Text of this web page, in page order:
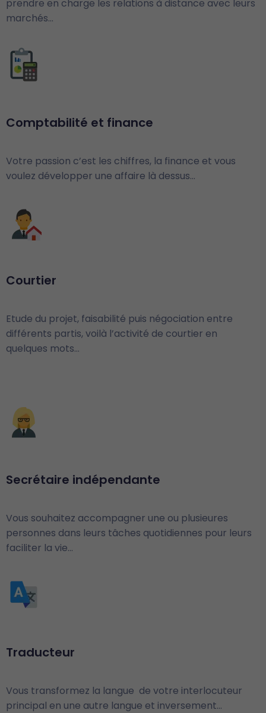
prendre en charge les relations à distance avec leurs
marchés…
Comptabilité et finance
Votre passion c’est les chiffres, la finance et vous
voulez développer une affaire là dessus…
Courtier
Etude du projet, faisabilité puis négociation entre
différents partis, voilà l’activité de courtier en
quelques mots…
Secrétaire indépendante
Vous souhaitez accompagner une ou plusieures
personnes dans leurs tâches quotidiennes pour leurs
faciliter la vie…
Traducteur
Vous transformez la langue de votre interlocuteur
principal en une autre langue et inversement…